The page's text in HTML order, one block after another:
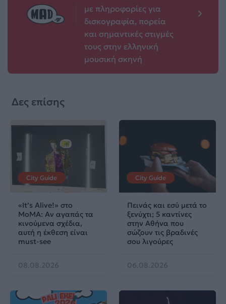
με πληροφορίες για
δισκογραφία, πορεία
και σημαντικές στιγμές
τους στην ελληνική
μουσική σκηνή
Δες επίσης
City Guide
«It’s Alive!» στο
MoMA: Αν αγαπάς τα
κινούμενα σχέδια,
αυτή η έκθεση είναι
must-see
08.08.2026
City Guide
Πεινάς και εσύ μετά το
ξενύχτι; 5 καντίνες
στην Αθήνα που
σώζουν τις βραδινές
σου λιγούρες
06.08.2026